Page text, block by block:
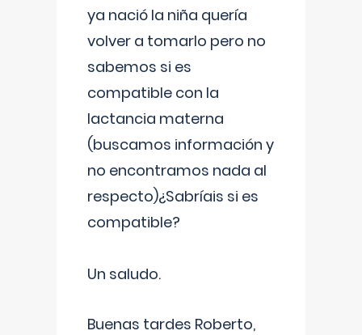
ya nació la niña quería
volver a tomarlo pero no
sabemos si es
compatible con la
lactancia materna
(buscamos información y
no encontramos nada al
respecto)¿Sabríais si es
compatible?
Un saludo.
Buenas tardes Roberto,